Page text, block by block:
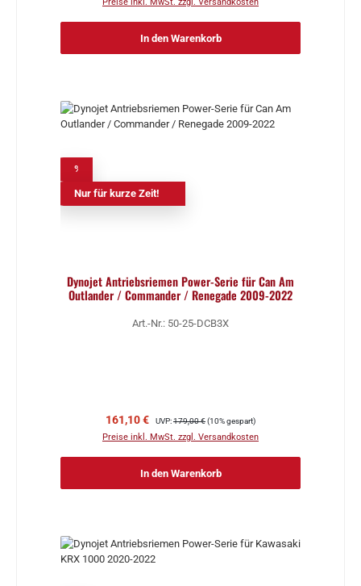
Preise inkl. MwSt. zzgl. Versandkosten
In den Warenkorb
Nur für kurze Zeit!
Dynojet Antriebsriemen Power-Serie für Can Am
Outlander / Commander / Renegade 2009-2022
Art.-Nr.: 50-25-DCB3X
Verkaufspreis:
161,10 € Regulärer Preis:
UVP:179,00 €(10% gespart)
Preise inkl. MwSt. zzgl. Versandkosten
In den Warenkorb